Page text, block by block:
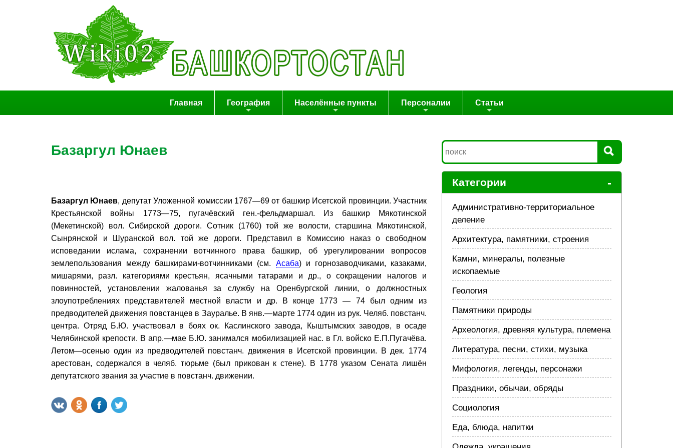
Главная География Населённые пункты Персоналии Статьи
Базаргул Юнаев
Базаргул Юнаев, депутат Уложенной комиссии 1767—69 от башкир Исетской провинции. Участник
Крестьянской войны 1773—75, пугачёвский ген.-фельдмаршал. Из башкир Мякотинской
(Мекетинской) вол. Сибирской дороги. Сотник (1760) той же волости, старшина Мякотинской,
Сынрянской и Шуранской вол. той же дороги. Представил в Комиссию наказ о свободном
исповедании ислама, сохранении вотчинного права башкир, об урегулировании вопросов
землепользования между башкирами-вотчинниками (см. Асаба) и горнозаводчиками, казаками,
мишарями, разл. категориями крестьян, ясачными татарами и др., о сокращении налогов и
повинностей, установлении жалованья за службу на Оренбургской линии, о должностных
злоупотреблениях представителей местной власти и др. В конце 1773 — 74 был одним из
предводителей движения повстанцев в Зауралье. В янв.—марте 1774 один из рук. Челяб. повстанч.
центра. Отряд Б.Ю. участвовал в боях ок. Каслинского завода, Кыштымских заводов, в осаде
Челябинской крепости. В апр.—мае Б.Ю. занимался мобилизацией нас. в Гл. войско Е.П.Пугачёва.
Летом—осенью один из предводителей повстанч. движения в Исетской провинции. В дек. 1774
арестован, содержался в челяб. тюрьме (был прикован к стене). В 1778 указом Сената лишён
депутатского звания за участие в повстанч. движении.
Категории -
Административно-территориальное
деление
Архитектура, памятники, строения
Камни, минералы, полезные
ископаемые
Геология
Памятники природы
Археология, древняя культура, племена
Литература, песни, стихи, музыка
Мифология, легенды, персонажи
Праздники, обычаи, обряды
Социология
Еда, блюда, напитки